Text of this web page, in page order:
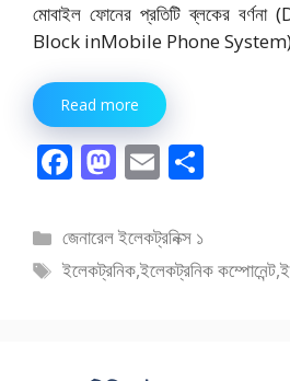
মোবাইল ফোনের প্রতিটি ব্লকের
Block inMobile Phone
Read more
F
e
b
M
to
d
E
ai
l e
বিভাগ
সমূহ
জেনারেল ইলেকট্রনিক্স ১
ট্যাগ
ইলেকট্রনিক,ইলেকট্রনিক কম্পোনেন্ট,